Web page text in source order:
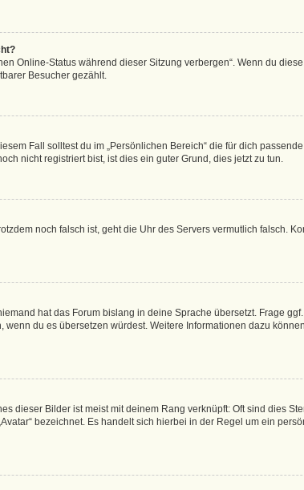
Online-Status während dieser Sitzung verbergen“. Wenn du
Besucher gezählt.
Fall solltest du im „Persönlichen Bereich“ die für dich
nicht registriert bist, ist dies ein guter Grund, dies jetzt zu tun.
noch falsch ist, geht die Uhr des Servers vermutlich falsch.
hat das Forum bislang in deine Sprache übersetzt. Frage
du es übersetzen würdest. Weitere Informationen dazu
dieser Bilder ist meist mit deinem Rang verknüpft: Oft sind dies
bezeichnet. Es handelt sich hierbei in der Regel um ein